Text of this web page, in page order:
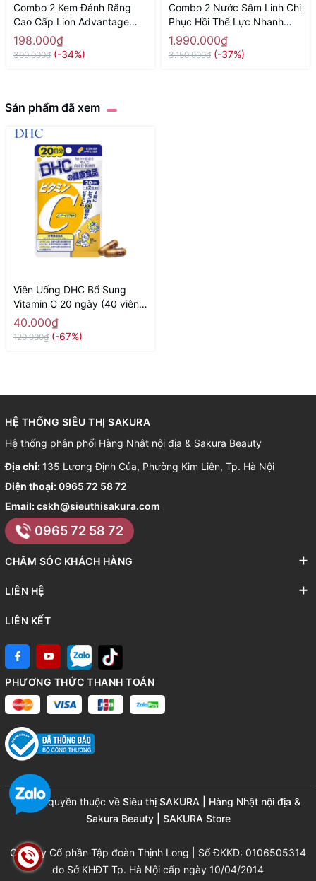
Combo 2 Kem Đánh Răng
Cao Cấp Lion Advantage
130g - Hàng Nhật Nội Địa
198.000₫
300.000₫ (-34%)
Combo 2 Nước Sâm Linh Chi
Phục Hồi Thể Lực Nhanh
Menard Reishi Ginseng ( 10
Lọ x 50ml) - Hàng Nhật nội
1.990.000₫
3.150.000₫ (-37%)
Sản phẩm đã xem
Viên Uống DHC Bổ Sung
Vitamin C 20 ngày (40 viên)
- Hàng Nhật nội địa
40.000₫
120.000₫ (-67%)
HỆ THỐNG SIÊU THỊ SAKURA
Hệ thống phân phối Hàng Nhật nội địa & Sakura Beauty
Địa chỉ: 135 Lương Định Của, Phường Kim Liên, Tp. Hà Nội
Điện thoại:0965 72 58 72
Email:cskh@sieuthisakura.com
0965 72 58 72
CHĂM SÓC KHÁCH HÀNG
LIÊN HỆ
LIÊN KẾT
PHƯƠNG THỨC THANH TOÁN
© Bản quyền thuộc về Siêu thị SAKURA | Hàng Nhật nội địa &
Sakura Beauty | SAKURA Store
Công ty Cổ phần Tập đoàn Thịnh Long | Số ĐKKD: 0106505314
do Sở KHĐT Tp. Hà Nội cấp ngày 10/04/2014